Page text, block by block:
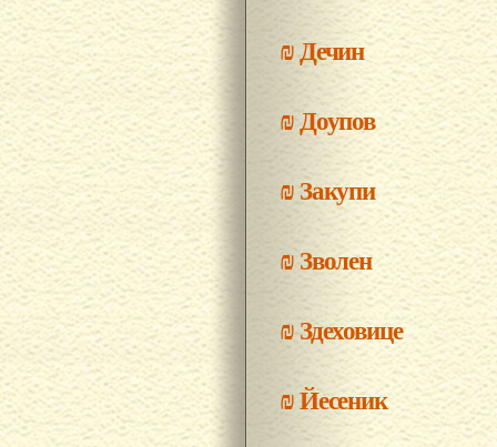
₪Дечин
₪Доупов
₪Закупи
₪Зволен
₪Здеховице
₪Йесеник